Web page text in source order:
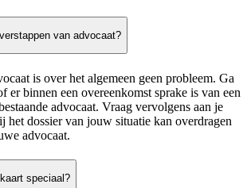
van advocaat?
is over het algemeen geen probleem. Ga
er binnen een overeenkomst sprake is van een
advocaat. Vraag vervolgens aan je
het dossier van jouw situatie kan overdragen
advocaat.
speciaal?